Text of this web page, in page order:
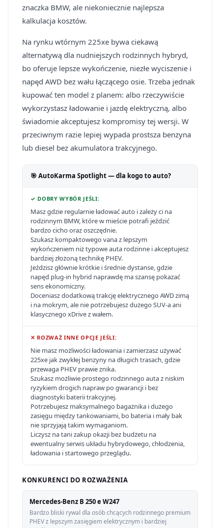
znaczka BMW, ale niekoniecznie najlepsza
kalkulacja kosztów.
Na rynku wtórnym 225xe bywa ciekawą
alternatywą dla nudniejszych rodzinnych hybryd,
bo oferuje lepsze wykończenie, niezłe wyciszenie i
napęd AWD bez wału łączącego osie. Trzeba jednak
kupować ten model z planem: albo rzeczywiście
wykorzystasz ładowanie i jazdę elektryczną, albo
świadomie akceptujesz kompromisy tej wersji. W
przeciwnym razie lepiej wypada prostsza benzyna
lub diesel bez akumulatora trakcyjnego.
🎯 AutoKarma Spotlight — dla kogo to auto?
✓ DOBRY WYBÓR JEŚLI:
Masz gdzie regularnie ładować auto i zależy ci na
rodzinnym BMW, które w mieście potrafi jeździć
bardzo cicho oraz oszczędnie.
Szukasz kompaktowego vana z lepszym
wykończeniem niż typowe auta rodzinne i akceptujesz
bardziej złożoną technikę PHEV.
Jeździsz głównie krótkie i średnie dystanse, gdzie
napęd plug-in hybrid naprawdę ma szansę pokazać
sens ekonomiczny.
Doceniasz dodatkową trakcję elektrycznego AWD zimą
i na mokrym, ale nie potrzebujesz dużego SUV-a ani
klasycznego xDrive z wałem.
✕ ROZWAŻ INNE OPCJE JEŚLI:
Nie masz możliwości ładowania i zamierzasz używać
225xe jak zwykłej benzyny na długich trasach, gdzie
przewaga PHEV prawie znika.
Szukasz możliwie prostego rodzinnego auta z niskim
ryzykiem drogich napraw po gwarancji i bez
diagnostyki baterii trakcyjnej.
Potrzebujesz maksymalnego bagażnika i dużego
zasięgu między tankowaniami, bo bateria i mały bak
nie sprzyjają takim wymaganiom.
Liczysz na tani zakup okazji bez budżetu na
ewentualny serwis układu hybrydowego, chłodzenia,
ładowania i startowego przeglądu.
KONKURENCI DO ROZWAŻENIA
Mercedes-Benz B 250 e W247
Bardzo bliski rywal dla osób chcących rodzinnego premium
PHEV z lepszym zasięgiem elektrycznym i bardziej